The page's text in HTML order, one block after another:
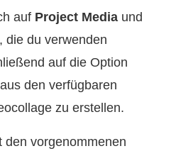
auf Project Media und
die du verwenden
auf die Option
den verfügbaren
zu erstellen.
den vorgenommenen